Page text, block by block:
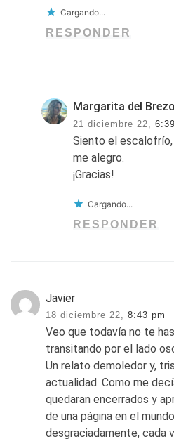
Cargando...
RESPONDER
Margarita del Brezo
21 diciembre 22,
Siento el escalofrío,
me alegro.
¡Gracias!
Cargando...
RESPONDER
Javier
18 diciembre 22, 8:43 pm
Veo que todavía no te
transitando por el lado
Un relato demoledor y,
actualidad. Como me
quedaran encerrados y
de una página en el
desgraciadamente, cada